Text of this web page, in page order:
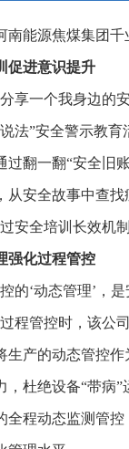
南能源焦煤集团
促进意识提升
享一个我身边的
法”安全警示教育
过翻一翻“安全旧
从安全故事中查
安全培训长效机
强化过程管控
的‘动态管理’，
程管控时，该公
生产的动态管控
，杜绝设备“带病
全程动态监测管